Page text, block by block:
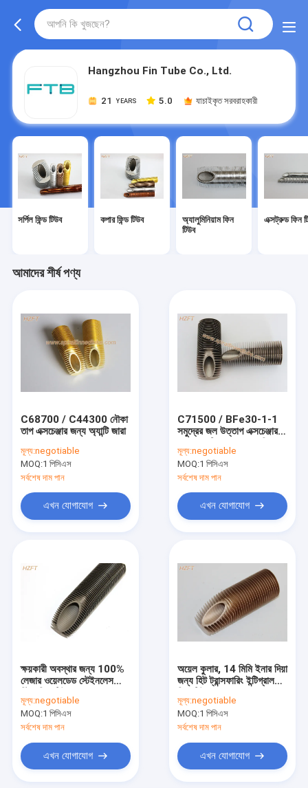
Hangzhou Fin Tube Co., Ltd.
21 YEARS 5.0 যাচাইকৃত সরবরাহকারী
সর্পিল ফিন্ড টিউব কপার ফিন্ড টিউব
অ্যালুমিনিয়াম ফিন
টিউব
এক্সট্রুড ফিন
আমাদের শীর্ষ পণ্য
C68700 / C44300 নৌকা
তাপ এক্সচেঞ্জার জন্য অ্যান্টি জারা
মূল্য:negotiable
MOQ:1 পিসিএস
সর্বশেষ দাম পান
এখন যোগাযোগ
C71500 / BFe30-1-1
সমুদ্রের জল উত্তাপ এক্সচেঞ্জার
সর্পিল ফিন্ড টিউব
মূল্য:negotiable
MOQ:1 পিসিএস
সর্বশেষ দাম পান
এখন যোগাযোগ
ক্ষয়কারী অবস্থার জন্য 100%
লেজার ওয়েলডেড স্টেইনলেস
মূল্য:negotiable
MOQ:1 পিসিএস
সর্বশেষ দাম পান
এখন যোগাযোগ
অয়েল কুলার, 14 মিমি ইনার দিয়া
জন্য হিট ট্রান্সফারিং ইন্টিগ্রাল
মূল্য:negotiable
MOQ:1 পিসিএস
সর্বশেষ দাম পান
এখন যোগাযোগ